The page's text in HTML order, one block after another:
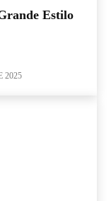
Estilo
2025